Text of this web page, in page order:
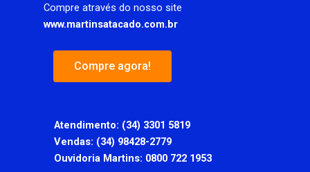
Compre através do nosso site
www.martinsatacado.com.br
Compre agora!
Atendimento: (34) 3301 5819
Vendas: (34) 98428-2779
Ouvidoria Martins: 0800 722 1953